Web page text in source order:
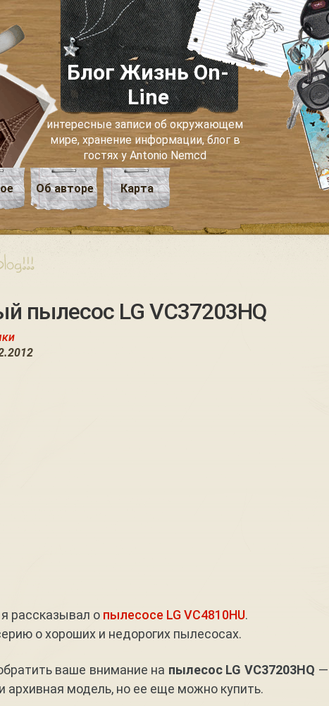
Блог Жизнь On-
Line
интересные записи об окружающем
мире, хранение информации, блог в
гостях у Antonio Nemcd
Об авторе Карта
пылесос LG VC37203HQ
рассказывал о пылесосе LG VC4810HU.
о хороших и недорогих пылесосах.
ваше внимание на пылесос LG VC37203HQ —
архивная модель, но ее еще можно купить.